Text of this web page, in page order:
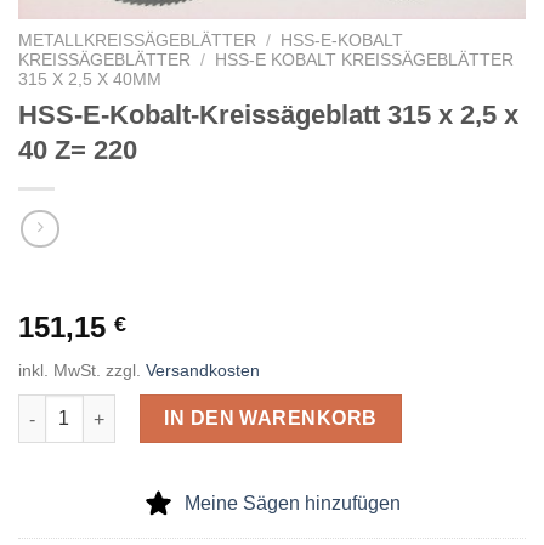
METALLKREISSÄGEBLÄTTER / HSS-E-KOBALT
KREISSÄGEBLÄTTER
/ HSS-E KOBALT KREISSÄGEBLÄTTER
315 X 2,5 X 40MM
HSS-E-Kobalt-Kreissägeblatt 315 x 2,5 x
40 Z= 220
151,15 €
inkl. MwSt. zzgl. Versandkosten
HSS-E-Kobalt-Kreissägeblatt 315 x 2,5 x 40 Z= 220 Menge
IN DEN WARENKORB
Meine Sägen hinzufügen